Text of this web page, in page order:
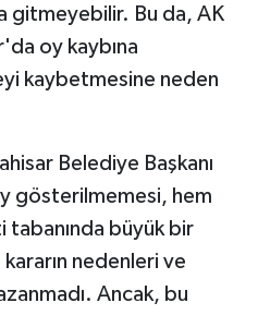
gitmeyebilir. Bu da, AK
oy kaybına
kaybetmesine neden
Belediye Başkanı
gösterilmemesi, hem
tabanında büyük bir
kararın nedenleri ve
Ancak, bu